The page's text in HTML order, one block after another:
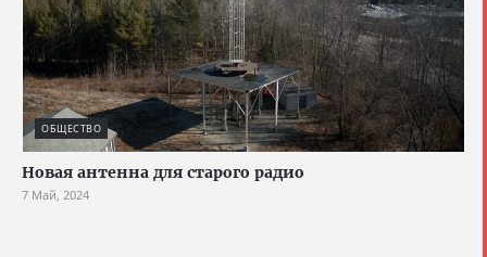
ОБЩЕСТВО
Новая антенна для старого радио
7 Май, 2024